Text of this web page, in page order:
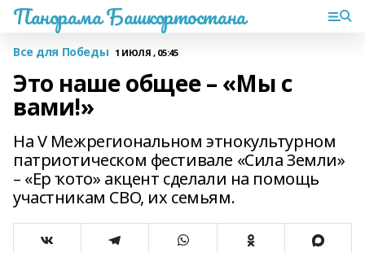
Панорама Башкортостана
Все для Победы 1 ИЮЛЯ , 05:45
Это наше общее – «Мы с
вами!»
На V Межрегиональном этнокультурном
патриотическом фестивале «Сила Земли»
– «Ер ҡото» акцент сделали на помощь
участникам СВО, их семьям.